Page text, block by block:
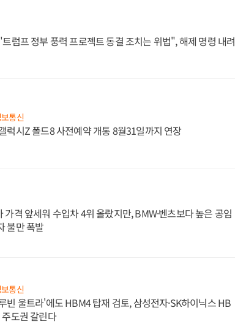
럼프 정부 풍력 프로젝트 동결 조치는 위법", 해제 명령 내려
보통신
럭시Z 폴드8 사전예약 개통 8월31일까지 연장
가격 앞세워 수입차 4위 올랐지만, BMW·벤츠보다 높은 공임
불만 폭발
보통신
빈 울트라'에도 HBM4 탑재 검토, 삼성전자·SK하이닉스 HB
도권 갈린다